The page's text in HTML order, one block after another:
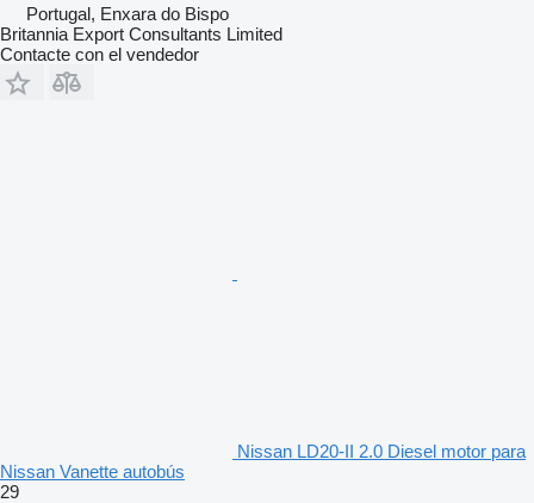
Portugal, Enxara do Bispo
Britannia Export Consultants Limited
Contacte con el vendedor
Nissan LD20-II 2.0 Diesel motor para
Nissan Vanette autobús
29